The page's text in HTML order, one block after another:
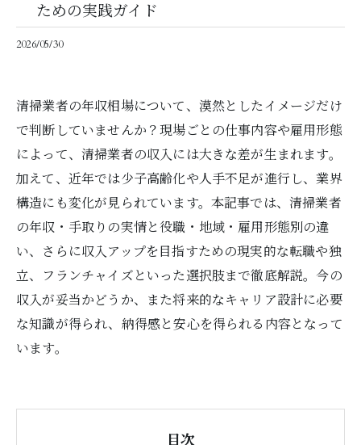
ための実践ガイド
2026/05/30
清掃業者の年収相場について、漠然としたイメージだけ
で判断していませんか？現場ごとの仕事内容や雇用形態
によって、清掃業者の収入には大きな差が生まれます。
加えて、近年では少子高齢化や人手不足が進行し、業界
構造にも変化が見られています。本記事では、清掃業者
の年収・手取りの実情と役職・地域・雇用形態別の違
い、さらに収入アップを目指すための現実的な転職や独
立、フランチャイズといった選択肢まで徹底解説。今の
収入が妥当かどうか、また将来的なキャリア設計に必要
な知識が得られ、納得感と安心を得られる内容となって
います。
目次